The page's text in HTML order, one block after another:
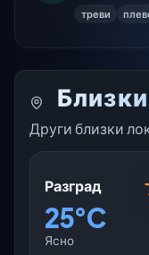
треви
Други близки
Разград
25°C
Ясно